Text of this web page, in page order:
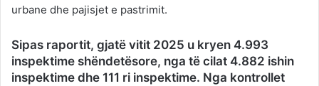
urbane dhe pajisjet e pastrimit.
Sipas raportit, gjatë vitit 2025 u kryen 4.993
inspektime shëndetësore, nga të cilat 4.882 ishin
inspektime dhe 111 ri inspektime. Nga kontrollet